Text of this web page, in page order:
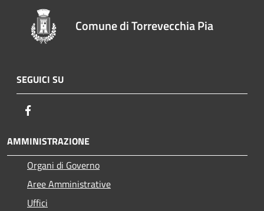
Comune di Torrevecchia Pia
SEGUICI SU
AMMINISTRAZIONE
Organi di Governo
Aree Amministrative
Uffici